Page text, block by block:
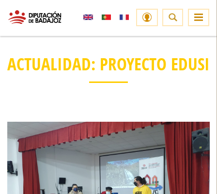
ACTUALIDAD: PROYECTO EDUSI